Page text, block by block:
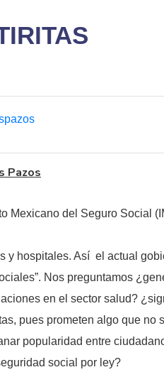
Pazos
Mexicano del Seguro Social
hospitales. Así el actual
Nos preguntamos
en el sector salud?
pues prometen algo que no
popularidad entre
social por ley?